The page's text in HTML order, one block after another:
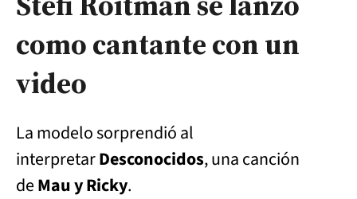
como cantante con un
video
La modelo sorprendió al
interpretarDesconocidos, una canción
deMau y Ricky.